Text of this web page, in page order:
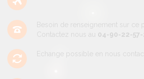
Besoin de renseignement sur ce
Contactez nous au 04-90-22-
Echange possible en nous